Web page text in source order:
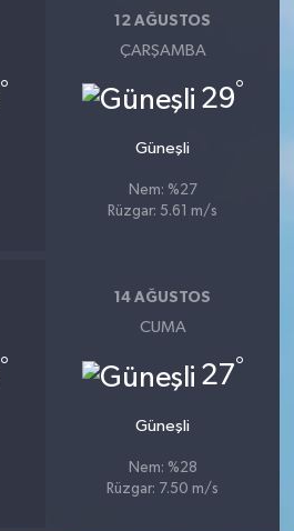
°
12 AĞUSTOS
ÇARŞAMBA
29°
Güneşli
Nem: %27
Rüzgar: 5.61 m/s
°
14 AĞUSTOS
CUMA
27°
Güneşli
Nem: %28
Rüzgar: 7.50 m/s